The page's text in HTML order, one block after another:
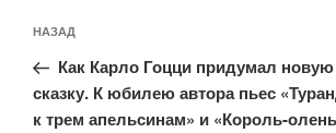
по
записям
Предыдущая
запись:
НАЗАД
Как Карло Гоцци придумал
сказку. К юбилею автора пьес
к трем апельсинам» и «Король-